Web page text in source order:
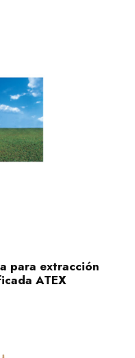
para extracción
ATEX